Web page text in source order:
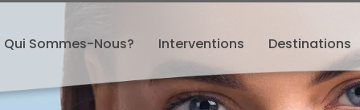
Qui Sommes-Nous? Interventions
Destinations